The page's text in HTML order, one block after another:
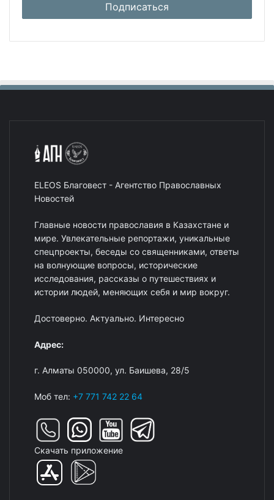
ELEOS Благовест - Агентство Православных
Новостей
Главные новости православия в Казахстане и
мире. Увлекательные репортажи, уникальные
спецпроекты, беседы со священниками, ответы
на волнующие вопросы, исторические
исследования, рассказы о путешествиях и
истории людей, меняющих себя и мир вокруг.
Достоверно. Актуально. Интересно
Адрес:
г. Алматы 050000, ул. Баишева, 28/5
Моб тел: +7 771 742 22 64
Скачать приложение